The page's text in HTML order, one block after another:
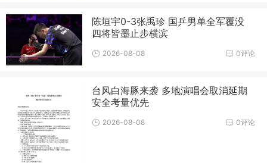
陈垣宇0-3张禹珍 国乒男单全军覆没
四将皆墨止步横滨
0评论
2026-08-08
台风白海豚来袭 多地演唱会取消延期
安全考量优先
0评论
2026-08-08